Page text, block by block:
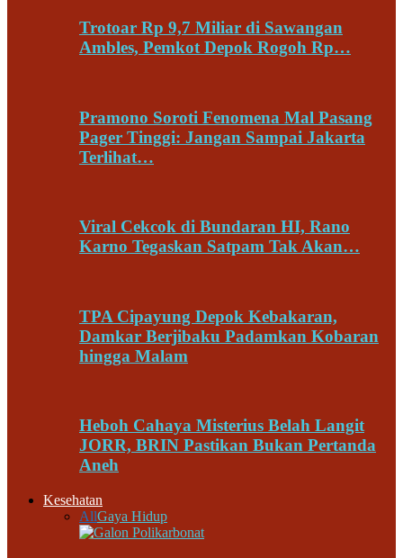
Trotoar Rp 9,7 Miliar di Sawangan
Ambles, Pemkot Depok Rogoh Rp…
Pramono Soroti Fenomena Mal Pasang
Pager Tinggi: Jangan Sampai Jakarta
Terlihat…
Viral Cekcok di Bundaran HI, Rano
Karno Tegaskan Satpam Tak Akan…
TPA Cipayung Depok Kebakaran,
Damkar Berjibaku Padamkan Kobaran
hingga Malam
Heboh Cahaya Misterius Belah Langit
JORR, BRIN Pastikan Bukan Pertanda
Aneh
Kesehatan
AllGaya Hidup